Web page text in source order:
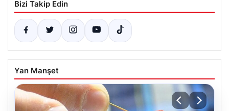
Bizi Takip Edin
Yan Manşet